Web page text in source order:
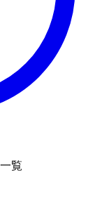
覧